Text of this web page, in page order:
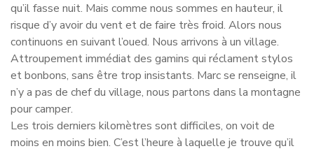
qu’il fasse nuit. Mais comme nous sommes en hauteur, il
risque d’y avoir du vent et de faire très froid. Alors nous
continuons en suivant l’oued. Nous arrivons à un village.
Attroupement immédiat des gamins qui réclament stylos
et bonbons, sans être trop insistants. Marc se renseigne, il
n’y a pas de chef du village, nous partons dans la montagne
pour camper.
Les trois derniers kilomètres sont difficiles, on voit de
moins en moins bien. C’est l’heure à laquelle je trouve qu’il